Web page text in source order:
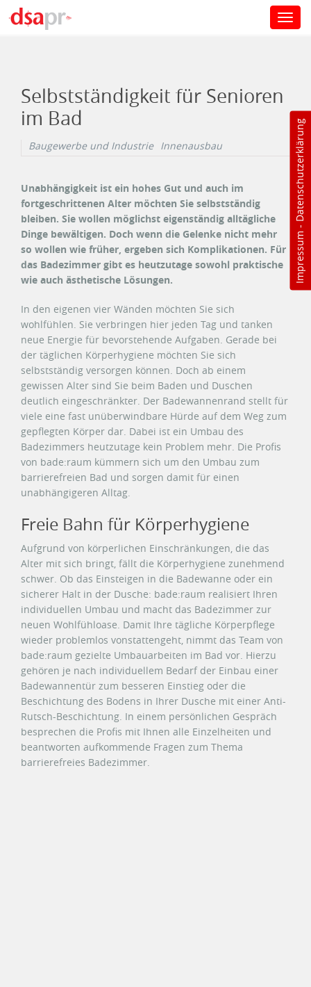
Impressum
-
Datenschutzerklärung
Selbstständigkeit für Senioren
im Bad
Baugewerbe und Industrie Innenausbau
Unabhängigkeit ist ein hohes Gut und auch im
fortgeschrittenen Alter möchten Sie selbstständig
bleiben. Sie wollen möglichst eigenständig alltägliche
Dinge bewältigen. Doch wenn die Gelenke nicht mehr
so wollen wie früher, ergeben sich Komplikationen. Für
das Badezimmer gibt es heutzutage sowohl praktische
wie auch ästhetische Lösungen.
In den eigenen vier Wänden möchten Sie sich
wohlfühlen. Sie verbringen hier jeden Tag und tanken
neue Energie für bevorstehende Aufgaben. Gerade bei
der täglichen Körperhygiene möchten Sie sich
selbstständig versorgen können. Doch ab einem
gewissen Alter sind Sie beim Baden und Duschen
deutlich eingeschränkter. Der Badewannenrand stellt für
viele eine fast unüberwindbare Hürde auf dem Weg zum
gepflegten Körper dar. Dabei ist ein Umbau des
Badezimmers heutzutage kein Problem mehr. Die Profis
von bade:raum kümmern sich um den Umbau zum
barrierefreien Bad und sorgen damit für einen
unabhängigeren Alltag.
Freie Bahn für Körperhygiene
Aufgrund von körperlichen Einschränkungen, die das
Alter mit sich bringt, fällt die Körperhygiene zunehmend
schwer. Ob das Einsteigen in die Badewanne oder ein
sicherer Halt in der Dusche: bade:raum realisiert Ihren
individuellen Umbau und macht das Badezimmer zur
neuen Wohlfühloase. Damit Ihre tägliche Körperpflege
wieder problemlos vonstattengeht, nimmt das Team von
bade:raum gezielte Umbauarbeiten im Bad vor. Hierzu
gehören je nach individuellem Bedarf der Einbau einer
Badewannentür zum besseren Einstieg oder die
Beschichtung des Bodens in Ihrer Dusche mit einer Anti-
Rutsch-Beschichtung. In einem persönlichen Gespräch
besprechen die Profis mit Ihnen alle Einzelheiten und
beantworten aufkommende Fragen zum Thema
barrierefreies Badezimmer.